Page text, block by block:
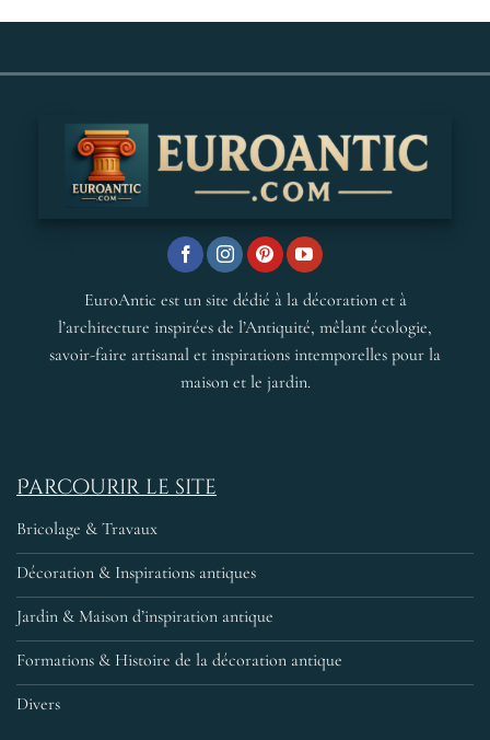
EuroAntic est un site dédié à la décoration et à
l’architecture inspirées de l’Antiquité, mêlant écologie,
savoir-faire artisanal et inspirations intemporelles pour la
maison et le jardin.
Parcourir le site
Bricolage & Travaux
Décoration & Inspirations antiques
Jardin & Maison d’inspiration antique
Formations & Histoire de la décoration antique
Divers